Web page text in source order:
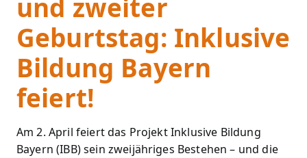
und zweiter
Geburtstag: Inklusive
Bildung Bayern
feiert!
Am 2. April feiert das Projekt Inklusive Bildung
Bayern (IBB) sein zweijähriges Bestehen – und die